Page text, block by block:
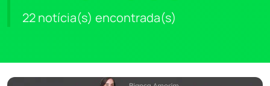
22 notícia(s) encontrada(s)